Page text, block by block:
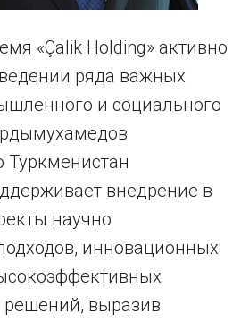
«Çalik Holding» активно
ряда важных
и социального
Туркменистан
внедрение в
научно
инновационных
решений, выразив